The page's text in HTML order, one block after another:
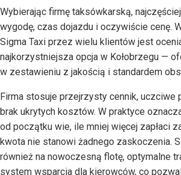
Wybierając firmę taksówkarską,
wygodę, czas dojazdu i oczywiście cenę.
Sigma Taxi przez wielu klientów jest
najkorzystniejsza opcja w Kołobrzegu —
w zestawieniu z jakością i standardem
Firma stosuje przejrzysty cennik, uczciwe
brak ukrytych kosztów. W praktyce
od początku wie, ile mniej więcej zapłaci
kwota nie stanowi żadnego zaskoczenia.
również na nowoczesną flotę, optymalne
system wsparcia dla kierowców, co